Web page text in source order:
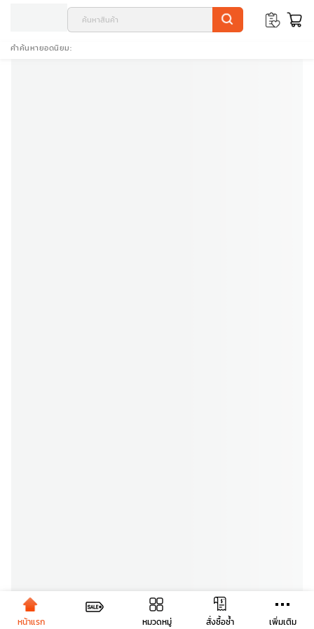
คำค้นหายอดนิยม
หน้าแรก หมวดหมู่ สั่งซื้อซ้ำ เพิ่มเติม